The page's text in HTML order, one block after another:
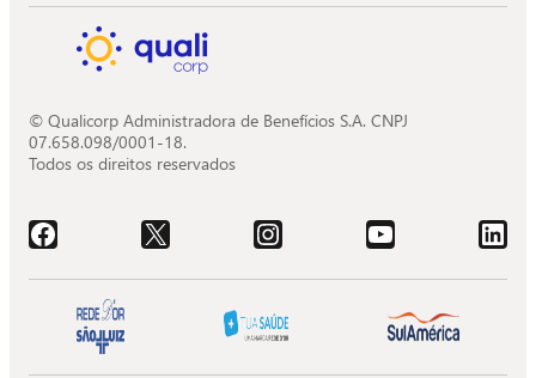
© Qualicorp Administradora de Benefícios S.A. CNPJ
07.658.098/0001-18.
Todos os direitos reservados
Acessar o Facebook da Quali. Acessar o X da Quali. Acessar o Instagram da Quali. Acessar o Youtube da Quali. Acessar o LinkedIn